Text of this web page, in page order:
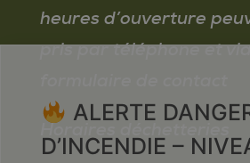
heures d’ouverture
pris par téléphone et
Horaires déchetteries
ALERTE
D’INCENDIE –